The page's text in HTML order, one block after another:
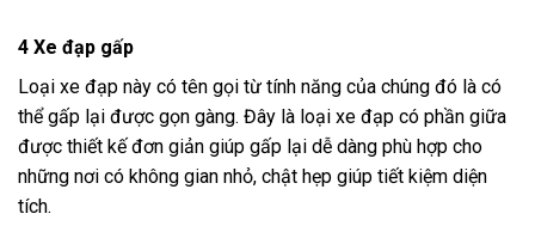
4 Xe đạp gấp
Loại xe đạp này có tên gọi từ tính năng của chúng đó là có
thể gấp lại được gọn gàng. Đây là loại xe đạp có phần giữa
được thiết kế đơn giản giúp gấp lại dễ dàng phù hợp cho
những nơi có không gian nhỏ, chật hẹp giúp tiết kiệm diện
tích.